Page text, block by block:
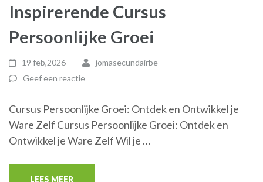
Inspirerende Cursus
Persoonlijke Groei
19 feb,2026
jomasecundairbe
Geef een reactie
Cursus Persoonlijke Groei: Ontdek en Ontwikkel je
Ware Zelf Cursus Persoonlijke Groei: Ontdek en
Ontwikkel je Ware Zelf Wil je …
LEES MEER